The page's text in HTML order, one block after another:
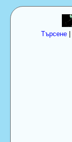
Търсене|